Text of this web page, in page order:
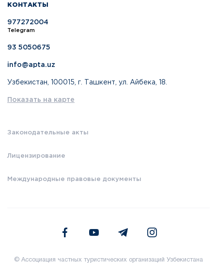
КОНТАКТЫ
977272004
Telegram
93 5050675
info@apta.uz
Узбекистан, 100015, г. Ташкент, ул. Айбека, 18.
Показать на карте
Законодательные акты
Лицензирование
Международные правовые документы
© Ассоциация частных туристических организаций Узбекистана